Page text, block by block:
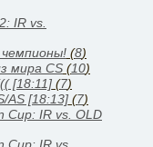
IR vs.
(8)
мира CS (10)
[18:11] (7)
AS [18:13] (7)
Cup: IR vs. OLD